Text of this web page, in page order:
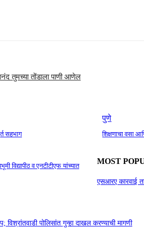
तुमच्या तोंडाला पाणी आणेल
सहभाग
पुणे
शिक्षणाचा वसा
विद्यापीठ व एनटीटीएफ यांच्यात
MOST
एसआरए कारवाई
विश्रांतवाडी पोलिसांत गुन्हा दाखल करण्याची मागणी